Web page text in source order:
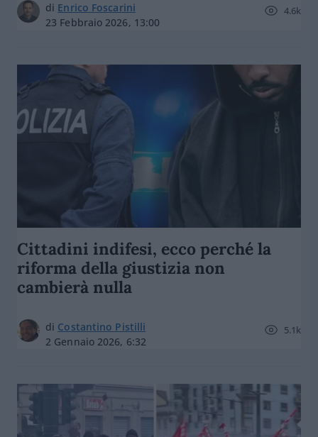
di Enrico Foscarini
23 Febbraio 2026, 13:00
4.6k
Cittadini indifesi, ecco perché la
riforma della giustizia non
cambierà nulla
di Costantino Pistilli
2 Gennaio 2026, 6:32
5.1k